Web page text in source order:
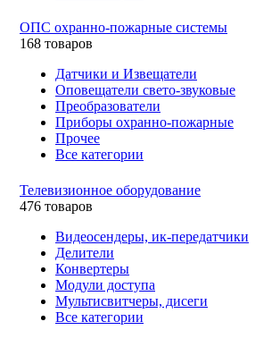
ОПС охранно-пожарные системы
168 товаров
Датчики и Извещатели
Оповещатели свето-звуковые
Преобразователи
Приборы охранно-пожарные
Прочее
Все категории
Телевизионное оборудование
476 товаров
Видеосендеры, ик-передатчики
Делители
Конвертеры
Модули доступа
Мультисвитчеры, дисеги
Все категории